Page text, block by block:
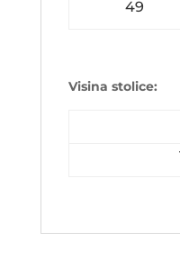
49
Visina stolice: